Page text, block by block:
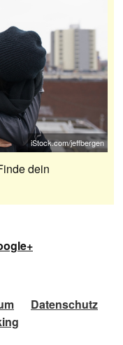
iStock.com/jeffbergen
dein
Datenschutz